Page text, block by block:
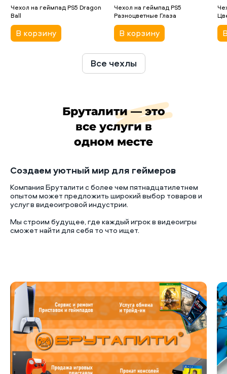
Чехол на геймпад PS5 Dragon
Ball
В корзину
Чехол на геймпад PS5
Разноцветные Глаза
В корзину
Все чехлы
Бруталити — это
все услуги в
одном месте
Создаем уютный мир для геймеров
Компания Бруталити с более чем пятнадцатилетнем
опытом может предложить широкий выбор товаров и
услуг в видеоигровой индустрии.
Мы строим будущее, где каждый игрок в видеоигры
сможет найти для себя то что ищет.